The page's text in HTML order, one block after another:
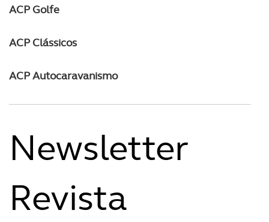
ACP Golfe
ACP Clássicos
ACP Autocaravanismo
Newsletter
Revista